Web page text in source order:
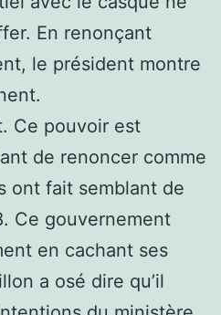
En renonçant
le président montre
Ce pouvoir est
de renoncer comme
ont fait semblant de
Ce gouvernement
en cachant ses
a osé dire qu’il